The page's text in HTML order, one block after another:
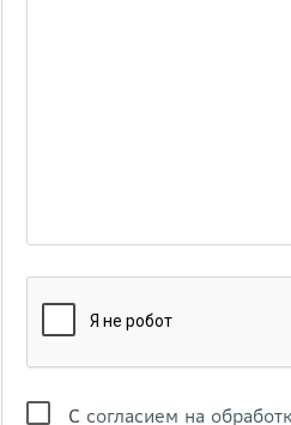
С согласием на